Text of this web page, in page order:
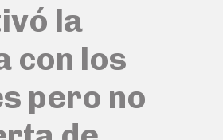
la
con los
pero no